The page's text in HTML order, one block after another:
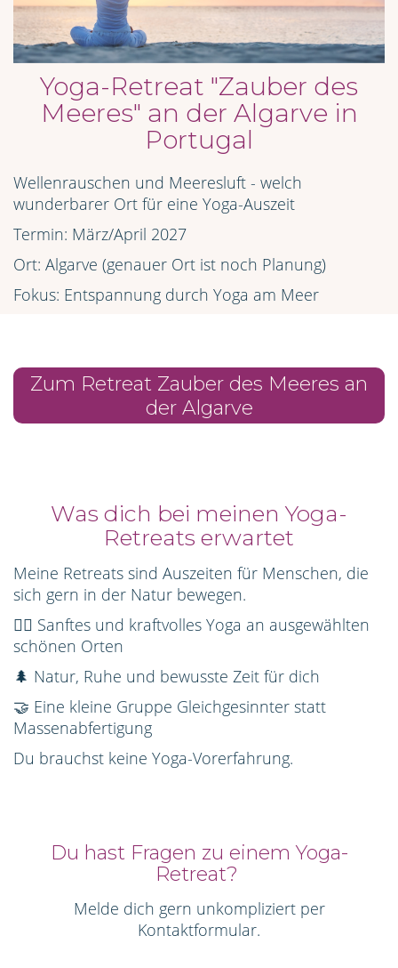
Yoga-Retreat "Zauber des
Meeres" an der Algarve in
Portugal
Wellenrauschen und Meeresluft - welch
wunderbarer Ort für eine Yoga-Auszeit
Termin: März/April 2027
Ort: Algarve (genauer Ort ist noch Planung)
Fokus: Entspannung durch Yoga am Meer
Zum Retreat Zauber des Meeres an
der Algarve
Was dich bei meinen Yoga-
Retreats erwartet
Meine Retreats sind Auszeiten für Menschen, die
sich gern in der Natur bewegen.
🧘‍♀️ Sanftes und kraftvolles Yoga an ausgewählten
schönen Orten
🌲 Natur, Ruhe und bewusste Zeit für dich
🤝 Eine kleine Gruppe Gleichgesinnter statt
Massenabfertigung
Du brauchst keine Yoga-Vorerfahrung.
Du hast Fragen zu einem Yoga-
Retreat?
Melde dich gern unkompliziert per
Kontaktformular.